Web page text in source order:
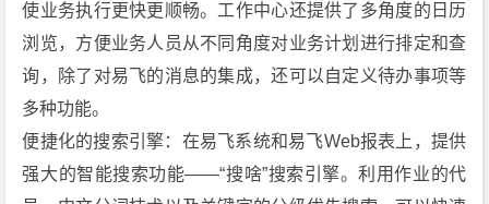
使业务执行更快更顺畅。工作中心还提供了多角度的日历
浏览，方便业务人员从不同角度对业务计划进行排定和查
询，除了对易飞的消息的集成，还可以自定义待办事项等
多种功能。
便捷化的搜索引擎：在易飞系统和易飞Web报表上，提供
强大的智能搜索功能——“搜啥”搜索引擎。利用作业的代